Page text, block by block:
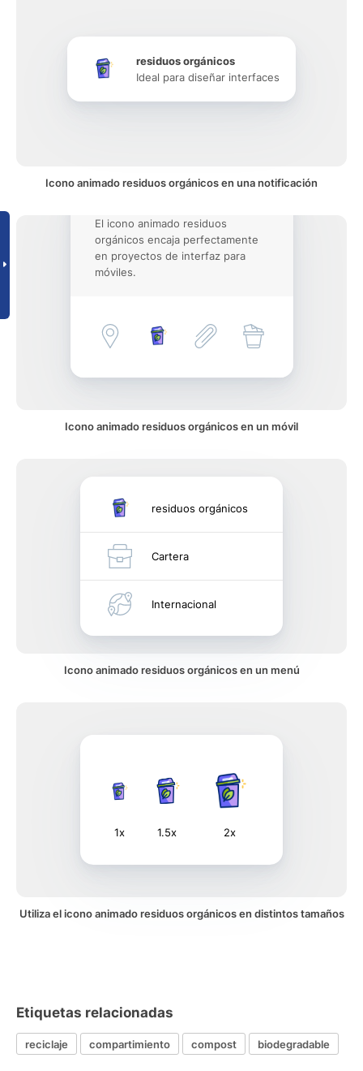
residuos orgánicos
Ideal para diseñar interfaces
Icono animado residuos orgánicos en una notificación
El icono animado residuos
orgánicos encaja perfectamente
en proyectos de interfaz para
móviles.
Icono animado residuos orgánicos en un móvil
residuos orgánicos
Cartera
Internacional
Icono animado residuos orgánicos en un menú
1x 1.5x 2x
Utiliza el icono animado residuos orgánicos en distintos tamaños
Etiquetas relacionadas
reciclaje compartimiento compost biodegradable